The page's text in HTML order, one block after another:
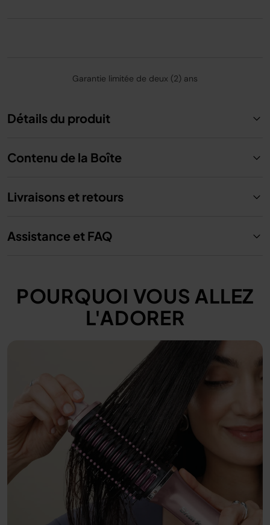
Garantie limitée de deux (2) ans
Détails du produit
Contenu de la Boîte
Livraisons et retours
Assistance et FAQ
POURQUOI VOUS ALLEZ
L'ADORER